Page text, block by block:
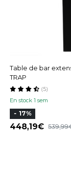
Table de bar
TRAP
En stock 1 sem
(5)
- 17%
448,19